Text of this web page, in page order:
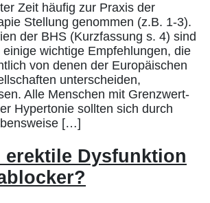
Zeit häufig zur Praxis der
Stellung genommen (z.B. 1-3).
der BHS (Kurzfassung s. 4) sind
wichtige Empfehlungen, die
von denen der Europäischen
unterscheiden,
Alle Menschen mit Grenzwert-
Hypertonie sollten sich durch
[…]
erektile Dysfunktion